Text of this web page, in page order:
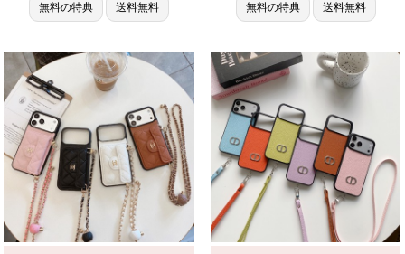
ース ブランド アイフォーン
15/14/13 proカバー メンズ レデ
する人気アイテム。耐衝撃・防
水・多機能
無料の特典 送料無料
カラフル モノグラム エンボス
レザー 大容量カード収納 スト
iPhone15/14/13 ケース 背面手帳
型 メンズ レディース
無料の特典 送料無料